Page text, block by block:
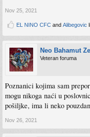
Nov 25, 2021
EL NINO CFC and Alibegovic
Neo Bahamut
Veteran foruma
Poznanici kojima sam
mogu nikoga naći u
pošiljke, ima li neko
Nov 26, 2021